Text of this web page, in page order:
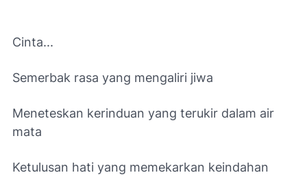
Cinta...
Semerbak rasa yang mengaliri jiwa
Meneteskan kerinduan yang terukir dalam air
mata
Ketulusan hati yang memekarkan keindahan